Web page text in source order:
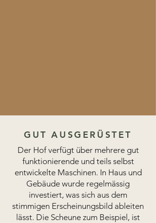
GUT AUSGERÜSTET
Der Hof verfügt über mehrere gut
funktionierende und teils selbst
entwickelte Maschinen. In Haus und
Gebäude wurde regelmässig
investiert, was sich aus dem
stimmigen Erscheinungsbild ableiten
lässt. Die Scheune zum Beispiel, ist